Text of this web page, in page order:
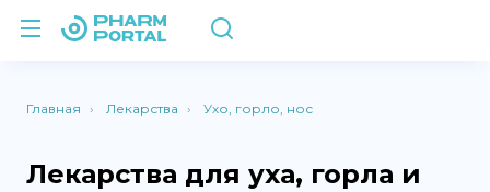
Главная Лекарства Ухо, горло, нос
Лекарства для уха, горла и